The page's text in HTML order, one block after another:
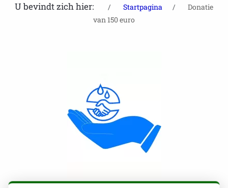
U bevindt zich hier: Startpagina
Donatie
van 150 euro